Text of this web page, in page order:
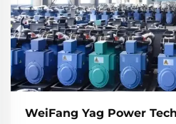
WeiFang Yag Power